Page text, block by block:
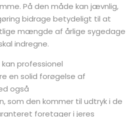
På den måde kan jævnlig,
bidrage betydeligt til at
mængde af årlige sygedage
indregne.
professionel
en solid forøgelse af
også
som den kommer til udtryk i de
foretager i jeres